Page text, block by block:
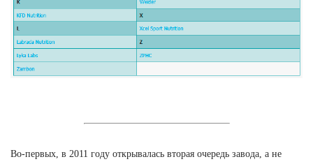
Во-первых, в 2011 году открывалась вторая очередь завода, а не